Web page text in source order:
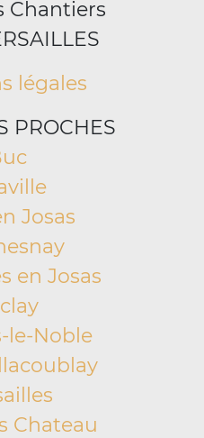
Chantiers
légales
PROCHES
Josas
en Josas
le-Noble
Chateau